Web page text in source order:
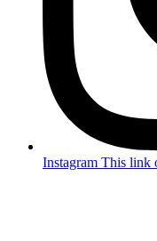
Instagram This link